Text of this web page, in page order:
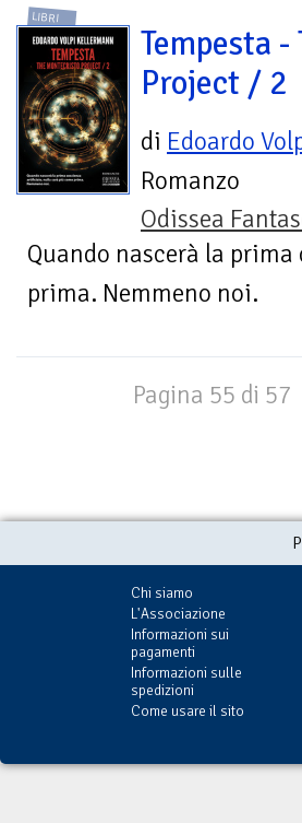
LIBRI
Tempesta
Project / 2
di Edoardo
Romanzo
Odissea
Quando nascerà la
prima. Nemmeno noi.
Pagina 55 di 57
Chi siamo
L'Associazione
Informazioni sui
pagamenti
Informazioni sulle
spedizioni
Come usare il sito